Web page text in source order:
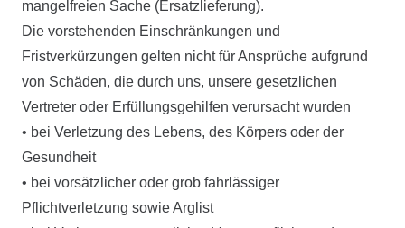
mangelfreien Sache (Ersatzlieferung).
Die vorstehenden Einschränkungen und
Fristverkürzungen gelten nicht für Ansprüche aufgrund
von Schäden, die durch uns, unsere gesetzlichen
Vertreter oder Erfüllungsgehilfen verursacht wurden
• bei Verletzung des Lebens, des Körpers oder der
Gesundheit
• bei vorsätzlicher oder grob fahrlässiger
Pflichtverletzung sowie Arglist